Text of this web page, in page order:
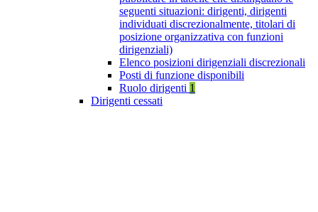
seguenti situazioni: dirigenti, dirigenti
individuati discrezionalmente, titolari di
posizione organizzativa con funzioni
dirigenziali)
Elenco posizioni dirigenziali discrezionali
Posti di funzione disponibili
Ruolo dirigenti 1
Dirigenti cessati